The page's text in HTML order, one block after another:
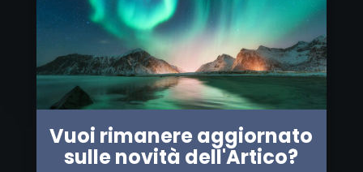
Vuoi rimanere aggiornato
sulle novità dell'Artico?